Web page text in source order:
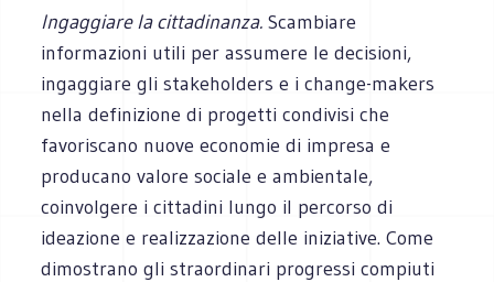
Ingaggiare la cittadinanza. Scambiare
informazioni utili per assumere le decisioni,
ingaggiare gli stakeholders e i change-makers
nella definizione di progetti condivisi che
favoriscano nuove economie di impresa e
producano valore sociale e ambientale,
coinvolgere i cittadini lungo il percorso di
ideazione e realizzazione delle iniziative. Come
dimostrano gli straordinari progressi compiuti